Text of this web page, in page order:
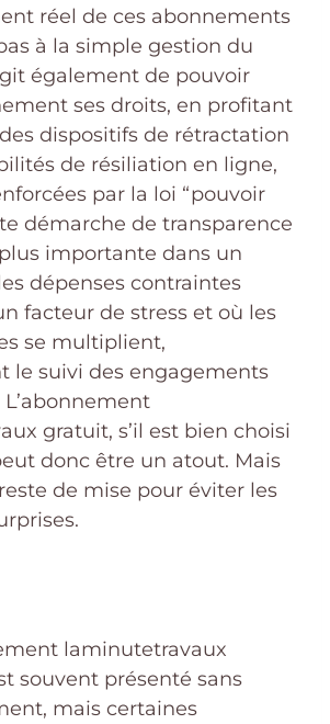
réel de ces abonnements
à la simple gestion du
également de pouvoir
ses droits, en profitant
dispositifs de rétractation
de résiliation en ligne,
par la loi “pouvoir
démarche de transparence
importante dans un
dépenses contraintes
facteur de stress et où les
se multiplient,
le suivi des engagements
gratuit, s’il est bien choisi
donc être un atout. Mais
de mise pour éviter les
laminutetravaux
souvent présenté sans
mais certaines